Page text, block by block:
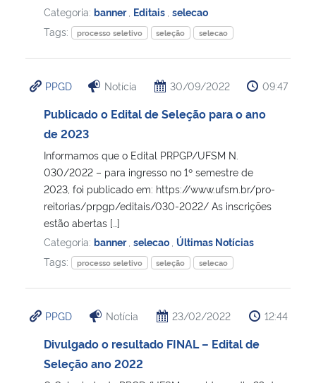
Categoria: banner Editais selecao
Tags:
processo seletivo seleção selecao
PPGD Notícia 30/09/2022 09:47
Publicado o Edital de Seleção para o ano
de 2023
Informamos que o Edital PRPGP/UFSM N.
030/2022 – para ingresso no 1º semestre de
2023, foi publicado em: https://www.ufsm.br/pro-
reitorias/prpgp/editais/030-2022/ As inscrições
estão abertas […]
Categoria: banner selecao Últimas Notícias
Tags:
processo seletivo seleção selecao
PPGD Notícia 23/02/2022 12:44
Divulgado o resultado FINAL – Edital de
Seleção ano 2022